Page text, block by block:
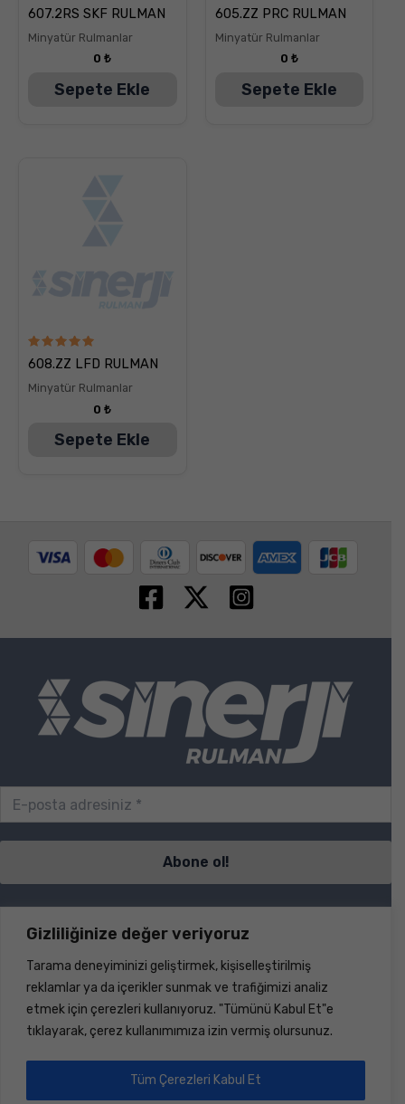
Gizliliğinize değer veriyoruz
Tarama deneyiminizi geliştirmek, kişiselleştirilmiş
reklamlar ya da içerikler sunmak ve trafiğimizi analiz
etmek için çerezleri kullanıyoruz. "Tümünü Kabul Et"e
tıklayarak, çerez kullanımımıza izin vermiş olursunuz.
Tüm Çerezleri Kabul Et
5
üzerinden
oy aldı
607.2RS SKF RULMAN
Minyatür Rulmanlar
0₺
Sepete Ekle
5
üzerinden
oy aldı
605.ZZ PRC RULMAN
Minyatür Rulmanlar
0 ₺
Sepete Ekle
5
üzerinden
oy aldı
608.ZZ LFD RULMAN
Minyatür Rulmanlar
0₺
Sepete Ekle
Sayfalar
S.S.S.
İletişim
Ürünler
Haberler
Hakkımızda
Dökümanlar